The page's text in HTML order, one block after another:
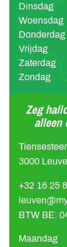
Dinsdag
Woensdag
Donderdag
Vrijdag
Zaterdag
Zondag
Zeg
alleen
3000
+32 16 25
BTW BE:
Maandag